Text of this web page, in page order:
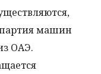
машин
ОАЭ.